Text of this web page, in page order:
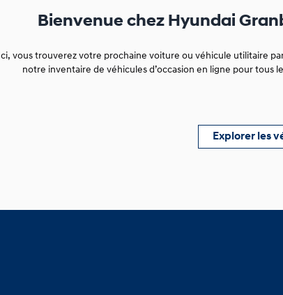
Bienvenue chez Hyundai
Ici, vous trouverez votre prochaine voiture ou véhicule utilitaire
notre inventaire de véhicules d’occasion en ligne pour tous
Explorer les